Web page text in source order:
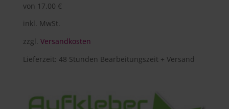
von 17,00 €
inkl. MwSt.
zzgl. Versandkosten
Lieferzeit: 48 Stunden Bearbeitungszeit + Versand